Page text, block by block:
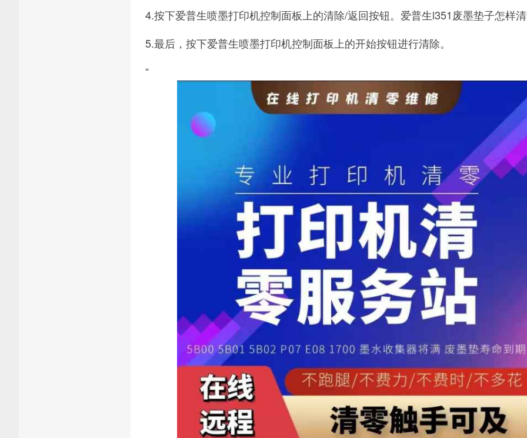
4.按下爱普生喷墨打印机控制面板上的清除/返回按钮。爱普生l351废墨垫子怎样清
5.最后，按下爱普生喷墨打印机控制面板上的开始按钮进行清除。
“